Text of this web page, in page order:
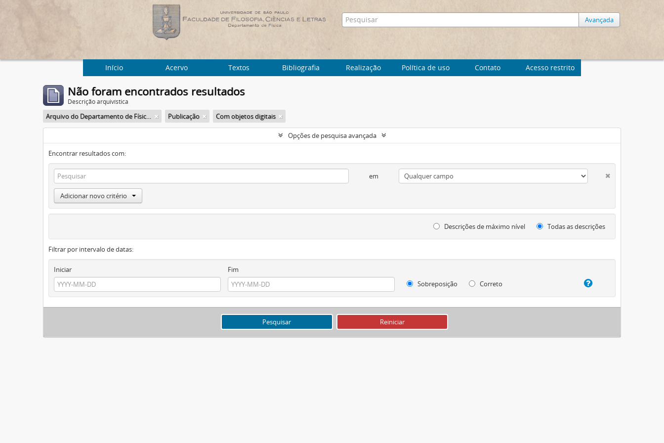
Avançada
Início Acervo Textos Bibliografia Realização Política de uso Contato Acesso restrito
Não foram encontrados resultados
Descrição arquivística
Arquivo do Departamento de Física da Faculdade de Filosofia (FFLC) Publicação Com objetos digitais
Opções de pesquisa avançada
Encontrar resultados com:
em
Adicionar novo critério
Descrições de máximo nível Todas as descrições
Filtrar por intervalo de datas:
Iniciar
Fim
Sobreposição
Correto